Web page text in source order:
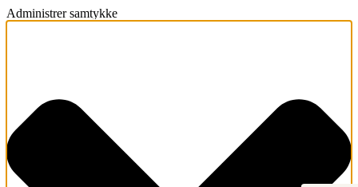
Administrer samtykke